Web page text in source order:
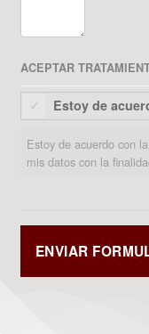
ACEPTAR
Estoy de
Estoy de acuerdo con
mis datos con la